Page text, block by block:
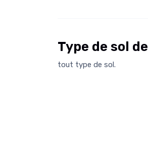
Type de sol de
tout type de sol.